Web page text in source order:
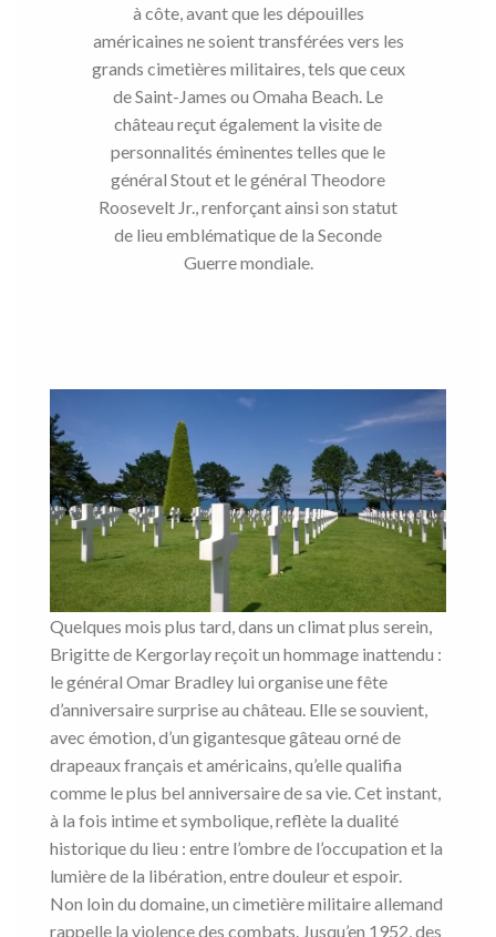
à côte, avant que les dépouilles
américaines ne soient transférées vers les
grands cimetières militaires, tels que ceux
de Saint-James ou Omaha Beach. Le
château reçut également la visite de
personnalités éminentes telles que le
général Stout et le général Theodore
Roosevelt Jr., renforçant ainsi son statut
de lieu emblématique de la Seconde
Guerre mondiale.
Quelques mois plus tard, dans un climat plus serein,
Brigitte de Kergorlay reçoit un hommage inattendu :
le général Omar Bradley lui organise une fête
d’anniversaire surprise au château. Elle se souvient,
avec émotion, d’un gigantesque gâteau orné de
drapeaux français et américains, qu’elle qualifia
comme le plus bel anniversaire de sa vie. Cet instant,
à la fois intime et symbolique, reflète la dualité
historique du lieu : entre l’ombre de l’occupation et la
lumière de la libération, entre douleur et espoir.
Non loin du domaine, un cimetière militaire allemand
rappelle la violence des combats. Jusqu’en 1952, des